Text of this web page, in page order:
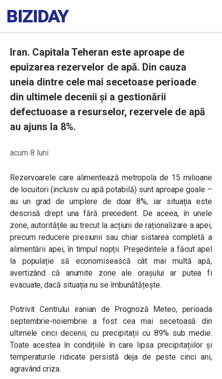
Iran. Capitala Teheran este aproape de
epuizarea rezervelor de apă. Din cauza
uneia dintre cele mai secetoase perioade
din ultimele decenii și a gestionării
defectuoase a resurselor, rezervele de apă
au ajuns la 8%.
acum 8 luni
Rezervoarele care alimentează metropola de 15 milioane
de locuitori (inclusiv cu apă potabilă) sunt aproape goale –
au un grad de umplere de doar 8%, iar situația este
descrisă drept una fără precedent. De aceea, în unele
zone, autoritățile au trecut la acțiuni de raționalizare a apei,
precum reducere presiunii sau chiar sistarea completă a
alimentării apei, în timpul nopții. Președintele a făcut apel
la populație să economisească cât mai multă apă,
avertizând că anumite zone ale orașului ar putea fi
evacuate, dacă situația nu se îmbunătățește.
Potrivit Centrului iranian de Prognoză Meteo, perioada
septembrie-noiembrie a fost cea mai secetoasă din
ultimele cinci decenii, cu precipitații cu 89% sub medie.
Toate acestea în condițiile în care lipsa precipitațiilor și
temperaturile ridicate persistă deja de peste cinci ani,
agravând criza.